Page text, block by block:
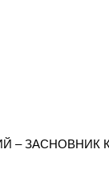
– ЗАСНОВНИК